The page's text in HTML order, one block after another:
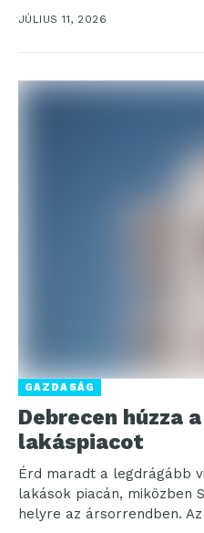
Promenade Gardensbe
JÚLIUS 11, 2026
GAZDASÁG
Debrecen húzza
lakáspiacot
Érd maradt a legdrágább
lakások piacán, miközben
helyre az ársorrendben.